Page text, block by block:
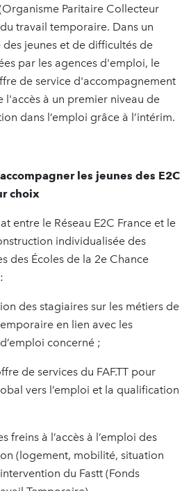
Paritaire Collecteur
travail temporaire. Dans un
jeunes et de difficultés de
par les agences d'emploi, le
de service d'accompagnement
à un premier niveau de
dans l’emploi grâce à l’intérim.
les jeunes des E2C
choix
entre le Réseau E2C France et le
individualisée des
des Écoles de la 2e Chance
des stagiaires sur les métiers de
en lien avec les
concerné ;
de services du FAF.TT pour
vers l’emploi et la qualification
freins à l’accès à l’emploi des
(logement, mobilité, situation
du Fastt (Fonds